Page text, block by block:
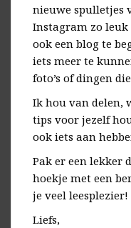
nieuwe spulletjes
Instagram zo
ook een blog te
iets meer te
foto’s of dingen
Ik hou van delen,
tips voor jezelf
ook iets aan
Pak er een lekker
hoekje met een
je veel leesplezier!
Liefs,